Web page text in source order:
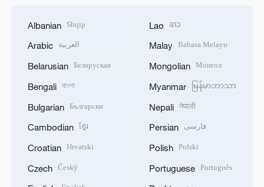
Albanian Shqip
Arabic العربية
Belarusian Беларуская
Bengali বাংলা
Bulgarian Български
Cambodian ខ្មែរ
Croatian Hrvatski
Czech Český
Lao ລາວ
Malay Bahasa Melayu
Mongolian Монгол
Myanmar မြန်မာဘာသာ
Nepali नेपाली
Persian فارسی
Polish Polski
Portuguese Português